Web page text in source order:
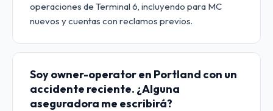
operaciones de Terminal 6, incluyendo para MC
nuevos y cuentas con reclamos previos.
Soy owner-operator en Portland con un
accidente reciente. ¿Alguna
aseguradora me escribirá?